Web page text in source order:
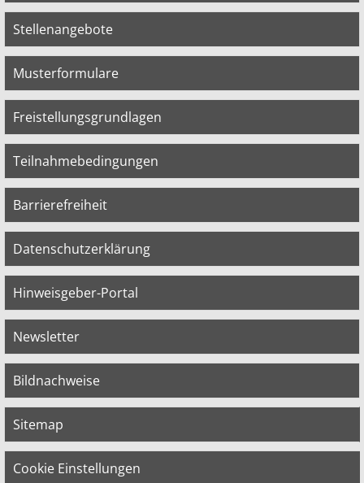
Stellenangebote
Musterformulare
Freistellungsgrundlagen
Teilnahmebedingungen
Barrierefreiheit
Datenschutzerklärung
Hinweisgeber-Portal
Newsletter
Bildnachweise
Sitemap
Cookie Einstellungen